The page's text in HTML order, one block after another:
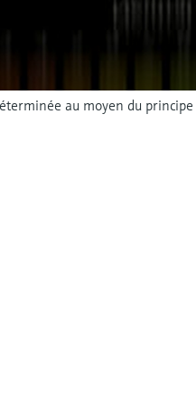
au moyen du